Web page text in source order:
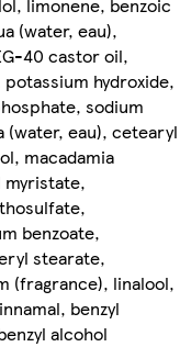
(water, eau),
40 castor oil,
hydroxide,
sodium
(water, eau), cetearyl
macadamia
benzoate,
stearate,
(fragrance), linalool,
benzyl
alcohol